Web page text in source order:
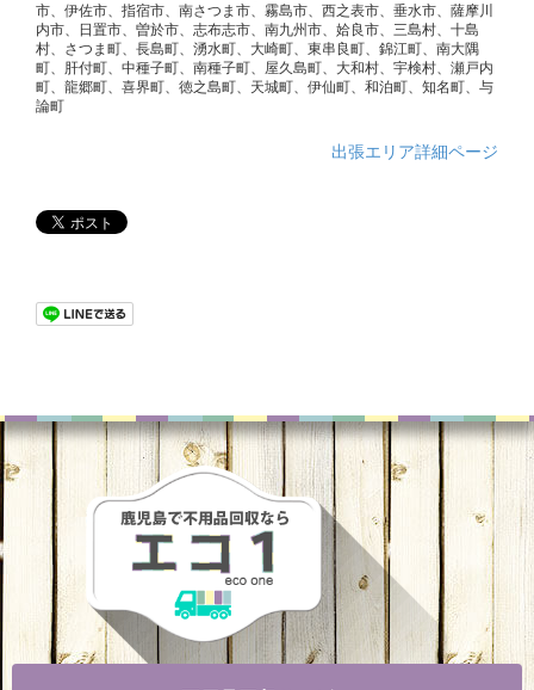
市、伊佐市、指宿市、南さつま市、霧島市、西之表市、垂水市、薩摩川
内市、日置市、曽於市、志布志市、南九州市、姶良市、三島村、十島
村、さつま町、長島町、湧水町、大崎町、東串良町、錦江町、南大隅
町、肝付町、中種子町、南種子町、屋久島町、大和村、宇検村、瀬戸内
町、龍郷町、喜界町、徳之島町、天城町、伊仙町、和泊町、知名町、与
論町
出張エリア詳細ページ